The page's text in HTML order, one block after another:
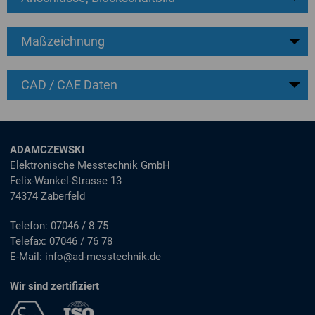
Maßzeichnung
CAD / CAE Daten
ADAMCZEWSKI
Elektronische Messtechnik GmbH
Felix-Wankel-Strasse 13
74374 Zaberfeld
Telefon: 07046 / 8 75
Telefax: 07046 / 76 78
E-Mail: info@ad-messtechnik.de
Wir sind zertifiziert